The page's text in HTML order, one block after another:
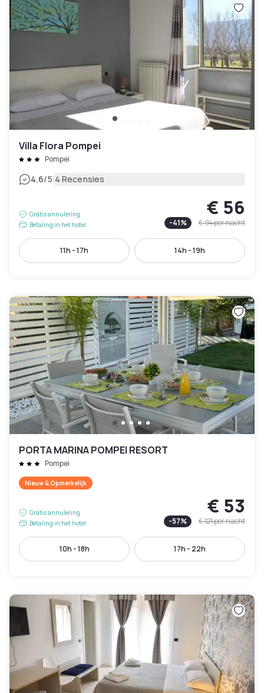
Villa Flora Pompei
Pompei
4.6/5|4 Recensies
Gratis annulering
Betaling in het hotel
€ 56
-41% € 94per nacht
11h - 17h 14h - 19h
PORTA MARINA POMPEI RESORT
Pompei
Nieuw & Opmerkelijk
Gratis annulering
Betaling in het hotel
€ 53
-57% € 121per nacht
10h - 18h 17h - 22h